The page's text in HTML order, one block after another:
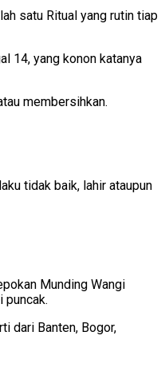
satu Ritual yang rutin tiap
14, yang konon katanya
membersihkan.
tidak baik, lahir ataupun
Munding Wangi
puncak.
dari Banten, Bogor,